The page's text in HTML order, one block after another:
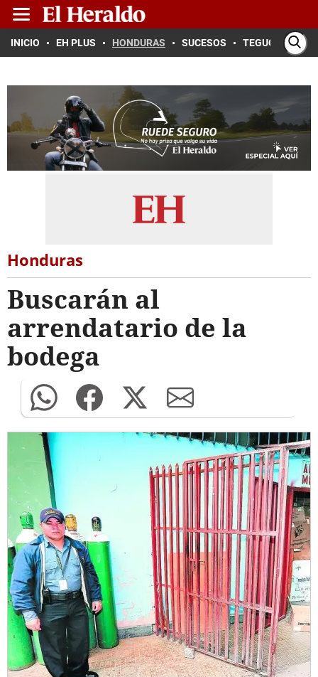
INICIO EH PLUS HONDURAS SUCESOS TEGUCIGALPA
Honduras
Buscarán al
arrendatario de la
bodega